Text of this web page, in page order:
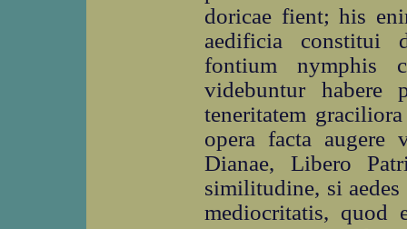
doricae fient; his
aedificia constitui
fontium nymphis
videbuntur habere
teneritatem
opera facta augere
Dianae, Libero
similitudine, si
mediocritatis, quod